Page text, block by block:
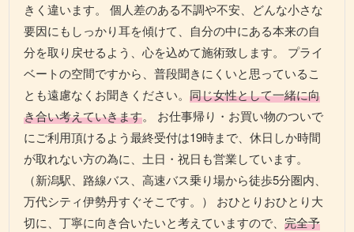
きく違います。 個人差のある不調や不安、どんな小さな
要因にもしっかり耳を傾けて、自分の中にある本来の自
分を取り戻せるよう、心を込めて施術致します。 プライ
ベートの空間ですから、普段聞きにくいと思っているこ
とも遠慮なくお聞きください。同じ女性として一緒に向
き合い考えていきます。 お仕事帰り・お買い物のついで
にご利用頂けるよう最終受付は19時まで、休日しか時間
が取れない方の為に、土日・祝日も営業しています。
（新潟駅、路線バス、高速バス乗り場から徒歩5分圏内、
万代シティ伊勢丹すぐそこです。） おひとりおひとり大
切に、丁寧に向き合いたいと考えていますので、完全予